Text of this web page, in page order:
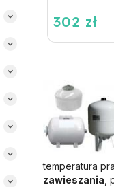
302 zł
temperatura
zawieszania,